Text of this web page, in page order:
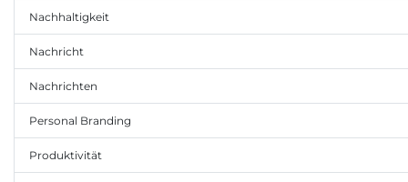
Nachhaltigkeit
Nachricht
Nachrichten
Personal Branding
Produktivität